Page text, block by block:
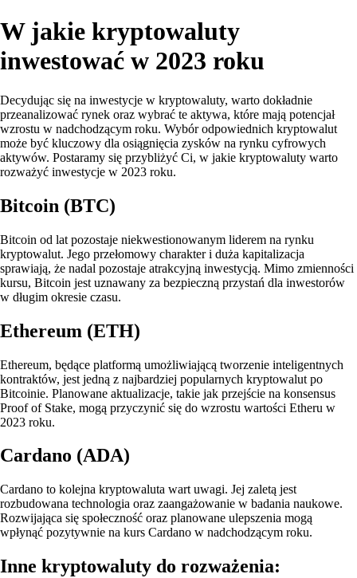
W jakie kryptowaluty
inwestować w 2023 roku
Decydując się na inwestycje w kryptowaluty, warto dokładnie
przeanalizować rynek oraz wybrać te aktywa, które mają potencjał
wzrostu w nadchodzącym roku. Wybór odpowiednich kryptowalut
może być kluczowy dla osiągnięcia zysków na rynku cyfrowych
aktywów. Postaramy się przybliżyć Ci, w jakie kryptowaluty warto
rozważyć inwestycje w 2023 roku.
Bitcoin (BTC)
Bitcoin od lat pozostaje niekwestionowanym liderem na rynku
kryptowalut. Jego przełomowy charakter i duża kapitalizacja
sprawiają, że nadal pozostaje atrakcyjną inwestycją. Mimo zmienności
kursu, Bitcoin jest uznawany za bezpieczną przystań dla inwestorów
w długim okresie czasu.
Ethereum (ETH)
Ethereum, będące platformą umożliwiającą tworzenie inteligentnych
kontraktów, jest jedną z najbardziej popularnych kryptowalut po
Bitcoinie. Planowane aktualizacje, takie jak przejście na konsensus
Proof of Stake, mogą przyczynić się do wzrostu wartości Etheru w
2023 roku.
Cardano (ADA)
Cardano to kolejna kryptowaluta wart uwagi. Jej zaletą jest
rozbudowana technologia oraz zaangażowanie w badania naukowe.
Rozwijająca się społeczność oraz planowane ulepszenia mogą
wpłynąć pozytywnie na kurs Cardano w nadchodzącym roku.
Inne kryptowaluty do rozważenia: